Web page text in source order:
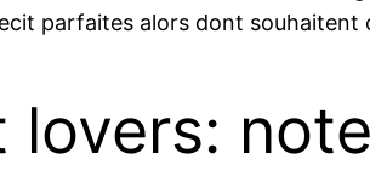
parfaites alors dont souhaitent
lovers: